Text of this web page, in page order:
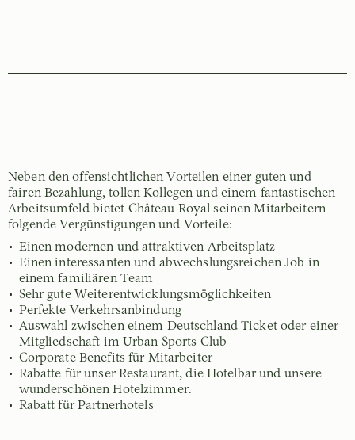
Neben den offensichtlichen Vorteilen einer guten und
fairen Bezahlung, tollen Kollegen und einem fantastischen
Arbeitsumfeld bietet Château Royal seinen Mitarbeitern
folgende Vergünstigungen und Vorteile:
Einen modernen und attraktiven Arbeitsplatz
Einen interessanten und abwechslungsreichen Job in
einem familiären Team
Sehr gute Weiterentwicklungsmöglichkeiten
Perfekte Verkehrsanbindung
Auswahl zwischen einem Deutschland Ticket oder einer
Mitgliedschaft im Urban Sports Club
Corporate Benefits für Mitarbeiter
Rabatte für unser Restaurant, die Hotelbar und unsere
wunderschönen Hotelzimmer.
Rabatt für Partnerhotels